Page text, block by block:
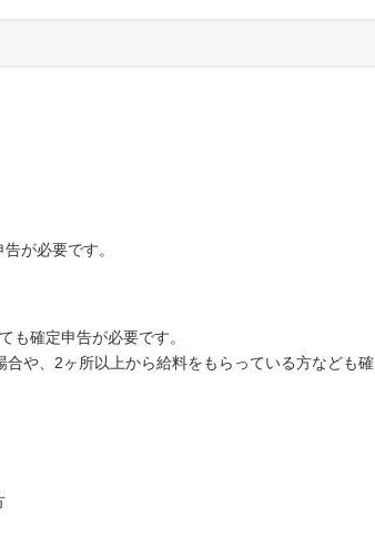
が必要です。
も確定申告が必要です。
や、2ヶ所以上から給料をもらっている方なども確